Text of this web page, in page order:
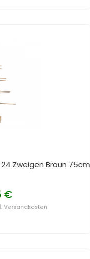
Zweigen Braun 75cm
€
Versandkosten